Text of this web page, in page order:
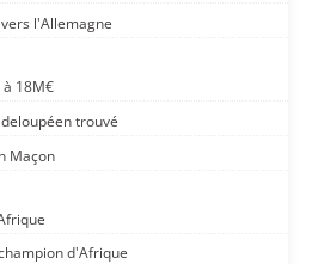
l'Allemagne
à 18M€
trouvé
Maçon
d'Afrique